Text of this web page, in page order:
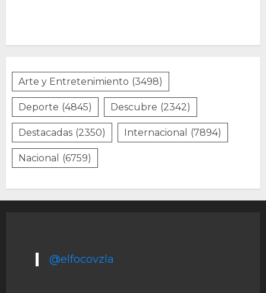
Arte y Entretenimiento (3498)
Deporte (4845) Descubre (2342)
Destacadas (2350) Internacional (7894)
Nacional (6759)
@elfocovzla